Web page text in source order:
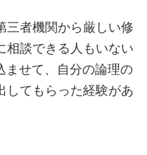
三者機関から厳しい修
相談できる人もいない
ませて、自分の論理の
してもらった経験があ